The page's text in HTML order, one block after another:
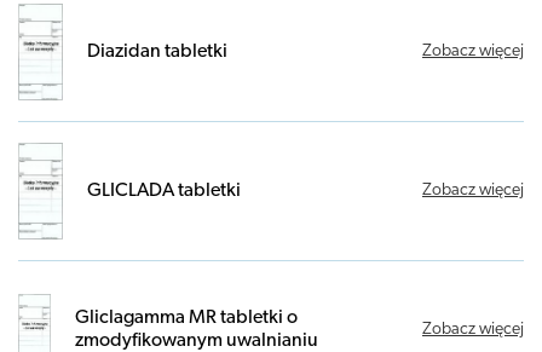
Diazidan tabletki Zobacz więcej
GLICLADA tabletki Zobacz więcej
Gliclagamma MR tabletki o
zmodyfikowanym uwalnianiu
Zobacz więcej